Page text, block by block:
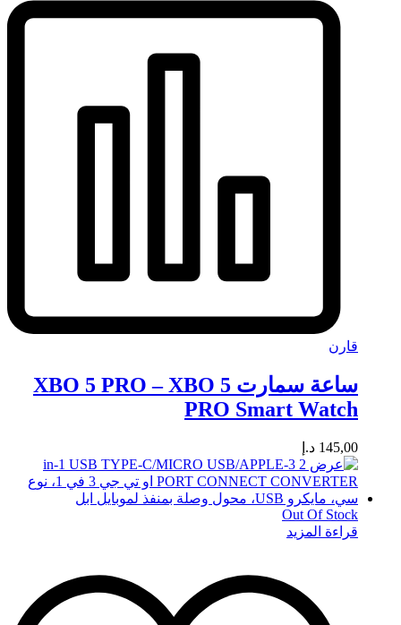
قارن
ساعة سمارت XBO 5 PRO – XBO 5
PRO Smart Watch
145,00 د.إ
Out Of Stock
قراءة المزيد